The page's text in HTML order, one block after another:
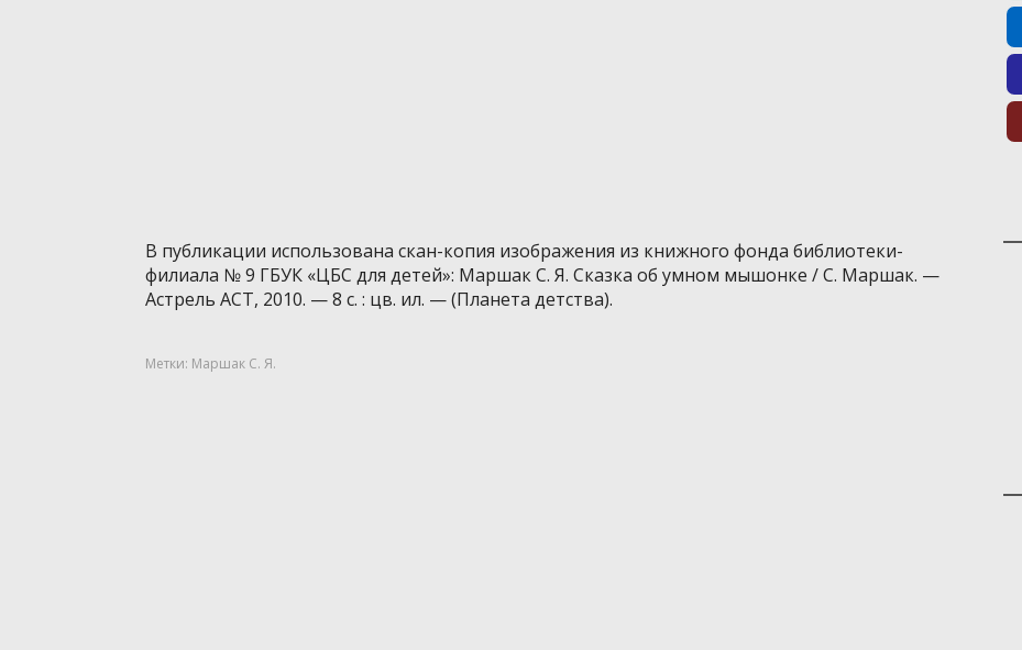
В публикации использована скан-копия изображения из книжного фонда библиотеки-
филиала № 9 ГБУК «ЦБС для детей»: Маршак С. Я. Сказка об умном мышонке / С. Маршак. —
Астрель АСТ, 2010. — 8 с. : цв. ил. — (Планета детства).
Метки: Маршак С. Я.